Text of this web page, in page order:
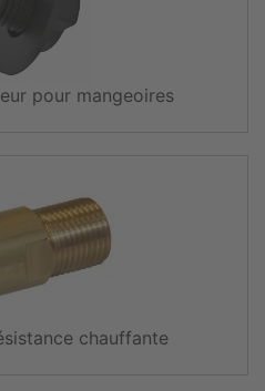
pour mangeoires
chauffante